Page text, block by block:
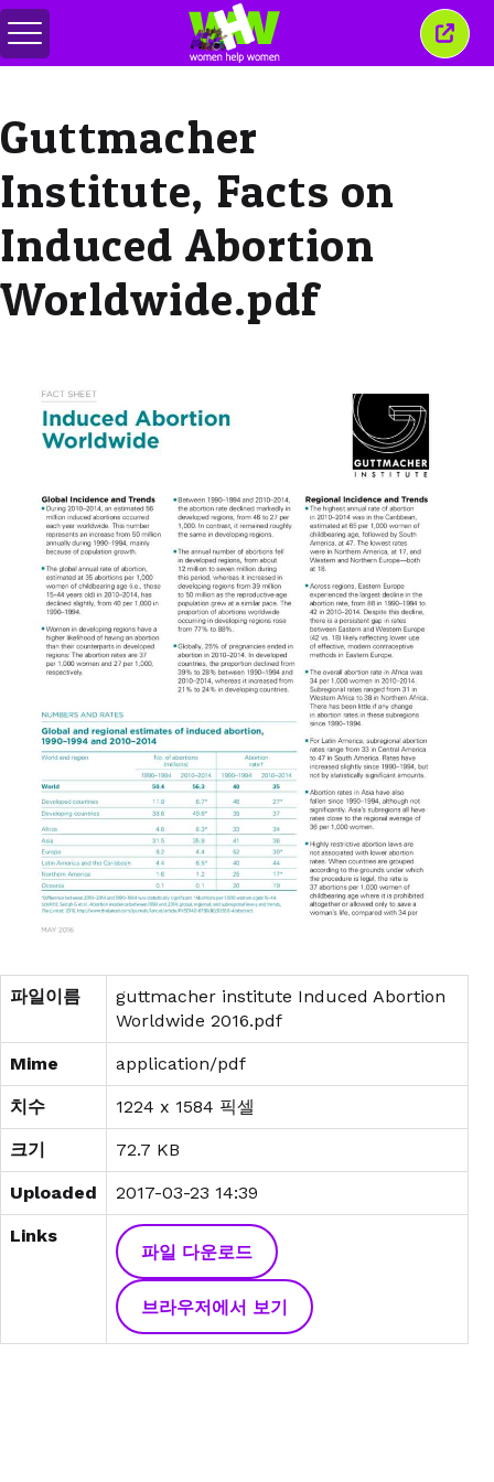
메
뉴
이
창
Guttmacher
Institute, Facts on
Induced Abortion
Worldwide.pdf
파일이름
guttmacher institute Induced Abortion
Worldwide 2016.pdf
Mime application/pdf
치수 1224 x 1584 픽셀
크기 72.7 KB
Uploaded 2017-03-23 14:39
Links
파일 다운로드
브라우저에서 보기